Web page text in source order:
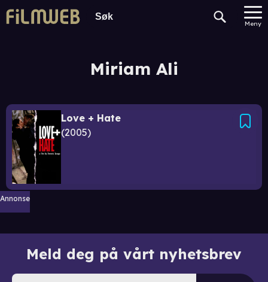
Meny
Miriam Ali
Love + Hate
2005
Annonse
Meld deg på vårt nyhetsbrev